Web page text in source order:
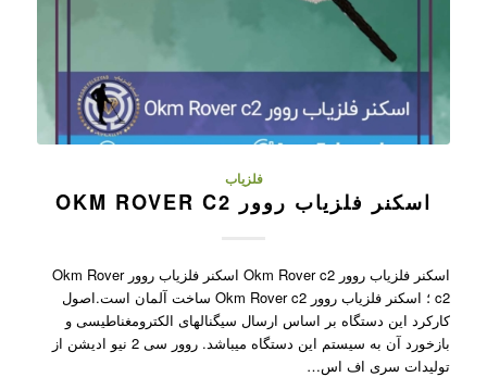
فلزیاب
اسکنر فلزیاب روور OKM ROVER C2
اسکنر فلزیاب روور Okm Rover c2 اسکنر فلزیاب روور Okm Rover
c2 ؛ اسکنر فلزیاب روور Okm Rover c2 ساخت آلمان است.اصول
کارکرد این دستگاه بر اساس ارسال سیگنالهای الکترومغناطیسی و
بازخورد آن به سیستم این دستگاه میباشد. روور سی 2 نیو ادیشن از
تولیدات سری اف اس…